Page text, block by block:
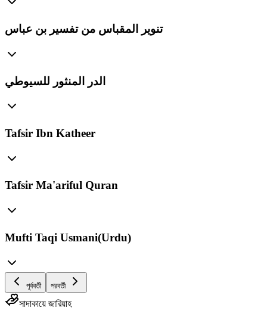
تنوير المقباس من تفسير بن عباس
الدر المنثور للسيوطي
Tafsir Ibn Katheer
Tafsir Ma'ariful Quran
Mufti Taqi Usmani(Urdu)
পূর্ববর্তী পরবর্তী
সাদাকায়ে জারিয়াহ